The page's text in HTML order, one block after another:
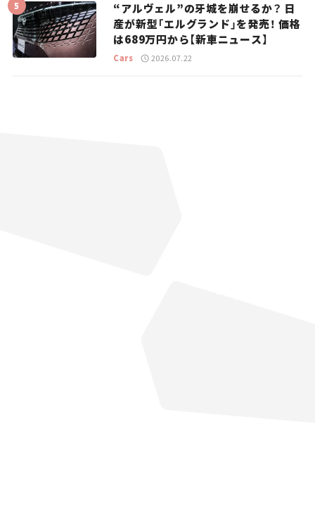
“アルヴェル”の牙城を崩せるか？ 日
産が新型「エルグランド」を発売！ 価格
は689万円から【新車ニュース】
Cars 2026.07.22